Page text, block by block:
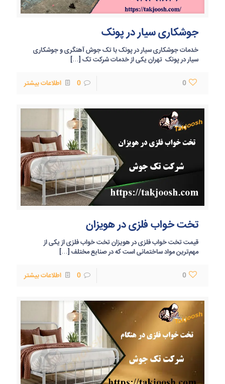
جوشکاری سیار در پونک
خدمات جوشکاری سیار در پونک با تک جوش آهنگری و جوشکاری
سیار در پونک تهران یکی از خدمات شرکت تک […]
0
0 اطلاعات بیشتر
تخت خواب فلزی در هویزان
قیمت تخت خواب فلزی در هویزان تخت خواب فلزی از یکی از
مهم‌ترین مواد ساختمانی است که در صنایع مختلف […]
0
0 اطلاعات بیشتر